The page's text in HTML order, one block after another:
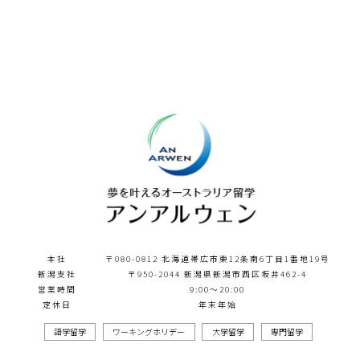
本社
〒080-0812 北海道帯広市東12条南6丁目1番地19号
新潟支社
〒950-2044 新潟県新潟市西区坂井462-4
営業時間
9:00～20:00
定休日
年末年始
語学留学 ワーキングホリデー 大学留学 専門留学